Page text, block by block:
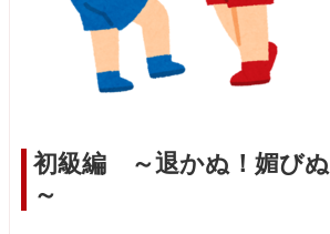
初級編 ～退かぬ！媚びぬ
～